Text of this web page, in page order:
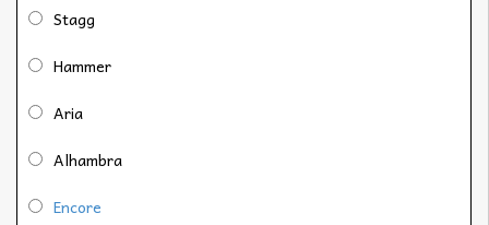
Stagg
Hammer
Aria
Alhambra
Encore